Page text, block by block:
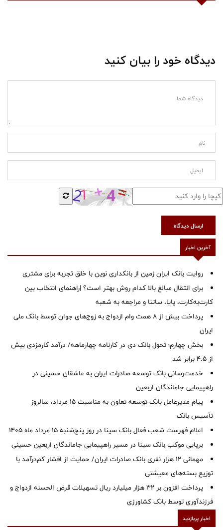
دیدگاه خود را بیان کنید
ارسال دیدگاه
آخرین اخبار
روایت بانک ایران زمین از بانکداری نوین با خلق تجربه برای مشتری
برای انتقال مبالغ بالا کدام روش بهتر است؟ |راهنمای انتخاب بین
کارت‌به‌کارت، پایا، ساتنا و مراجعه به شعبه
پرداخت بیش از ۸ همت وام ازدواج به زوج‌های جوان توسط بانک ملی
ایران
بخش چهارم؛ تحول بانک دی در کارنامه چهارماهه/ درآمد کارمزدی بیش
از ۴.۵ برابر شد
خدمت‌رسانی بانک توسعه صادرات ایران به عاشقان حسینی در
راهپیمایی جاماندگان اربعین
پیام مدیرعامل بانک توسعه تعاون به مناسبت 15 مرداد، سالروز
تأسیس بانک
اعلام فهرست شعب فعال بانک سینا در روز پنج‌شنبه 15 مرداد ماه 1405
برپایی موکب بانک سینا در مسیر راهپیمایی جاماندگان اربعین حسینی
مهمانی ۱۲ هزار نفری بانک صادرات ایران/ حمایت از اقشار کم‌درآمد با
توزیع بسته‌های معیشتی
پرداخت افزون بر 32 هزار میلیارد ریال تسهیلات قرض الحسنه ازدواج و
فرزندآوری توسط بانک کشاورزی
اخبار پربازدید